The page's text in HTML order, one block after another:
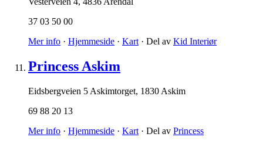
37 03 50 00
Mer info · Hjemmeside · Kart · Del av Kid Interiør
Princess Askim
Eidsbergveien 5 Askimtorget, 1830 Askim
69 88 20 13
Mer info · Hjemmeside · Kart · Del av Princess